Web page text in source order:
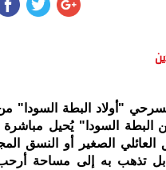
"أولاد البطة السودا"
البطة السودا" يُحيل مباشرة
الصغير أو النسق
بل تذهب به إلى مساحة